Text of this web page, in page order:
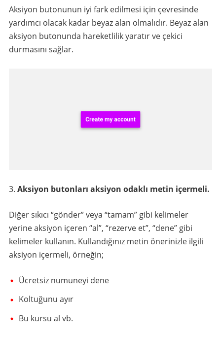
Aksiyon butonunun iyi fark edilmesi için çevresinde
yardımcı olacak kadar beyaz alan olmalıdır. Beyaz alan
aksiyon butonunda hareketlilik yaratır ve çekici
durmasını sağlar.
Aksiyon butonları aksiyon odaklı metin içermeli.
Diğer sıkıcı “gönder” veya “tamam” gibi kelimeler
yerine aksiyon içeren “al”, “rezerve et”, “dene” gibi
kelimeler kullanın. Kullandığınız metin önerinizle ilgili
aksiyon içermeli, örneğin;
Ücretsiz numuneyi dene
Koltuğunu ayır
Bu kursu al vb.